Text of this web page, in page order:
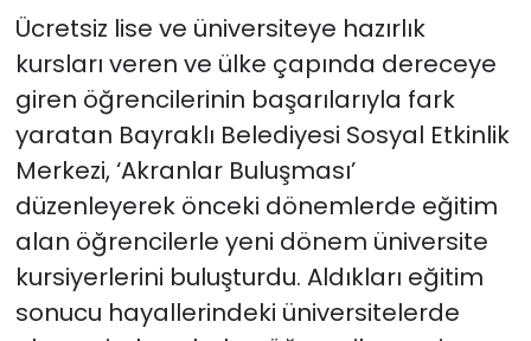
Ücretsiz lise ve üniversiteye hazırlık
kursları veren ve ülke çapında dereceye
giren öğrencilerinin başarılarıyla fark
yaratan Bayraklı Belediyesi Sosyal Etkinlik
Merkezi, ‘Akranlar Buluşması’
düzenleyerek önceki dönemlerde eğitim
alan öğrencilerle yeni dönem üniversite
kursiyerlerini buluşturdu. Aldıkları eğitim
sonucu hayallerindeki üniversitelerde